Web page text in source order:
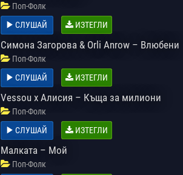
Поп-Фолк
СЛУШАЙ
ИЗТЕГЛИ
Симона Загорова & Orli Anrow – Влюбени
Поп-Фолк
СЛУШАЙ
ИЗТЕГЛИ
Vessou х Алисия – Къща за милиони
Поп-Фолк
СЛУШАЙ
ИЗТЕГЛИ
Малката – Мой
Поп-Фолк